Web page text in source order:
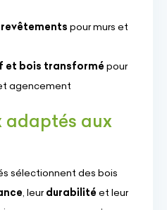
pour murs et
et bois transformé pour
agencement
adaptés aux
sélectionnent des bois
, leur durabilité et leur